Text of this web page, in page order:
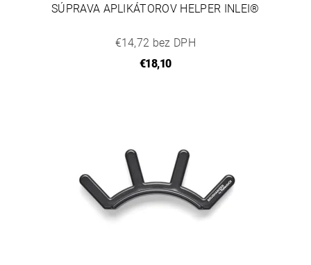
SÚPRAVA APLIKÁTOROV HELPER INLEI®
€14,72 bez DPH
€18,10